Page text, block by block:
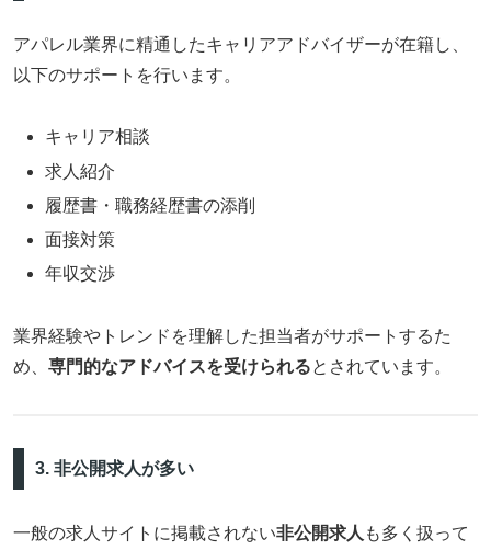
アパレル業界に精通したキャリアアドバイザーが在籍し、
以下のサポートを行います。
キャリア相談
求人紹介
履歴書・職務経歴書の添削
面接対策
年収交渉
業界経験やトレンドを理解した担当者がサポートするた
め、 専門的なアドバイスを受けられるとされています。
3. 非公開求人が多い
一般の求人サイトに掲載されない非公開求人 も多く扱って